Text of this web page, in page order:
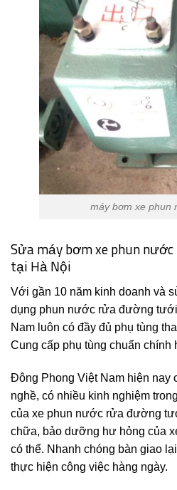
máy bơm xe phun
Sửa máy bơm xe phun
tại Hà Nội
Với gần 10 năm kinh doanh và
dụng phun nước rửa đường
Nam luôn có đầy đủ phụ tùng
Cung cấp phụ tùng chuẩn chính
Đông Phong Việt Nam hiện nay
nghề, có nhiều kinh nghiệm
của xe phun nước rửa đường
chữa, bảo dưỡng hư hỏng của
có thể. Nhanh chóng bàn giao
thực hiện công việc hàng ngày.